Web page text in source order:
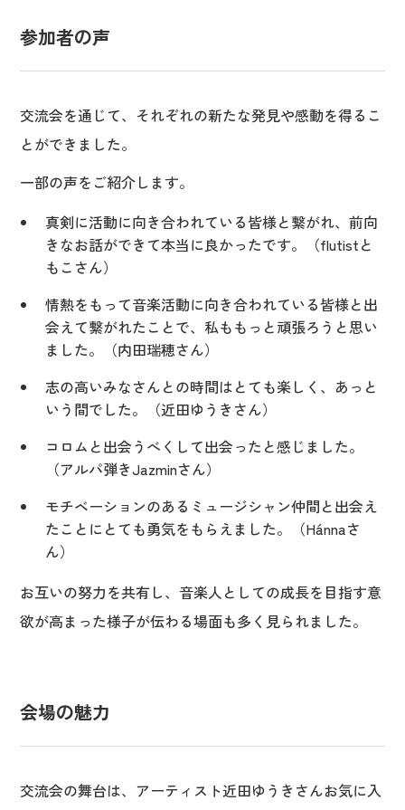
参加者の声
交流会を通じて、それぞれの新たな発見や感動を得るこ
とができました。
一部の声をご紹介します。
真剣に活動に向き合われている皆様と繋がれ、前向
きなお話ができて本当に良かったです。（flutistと
もこさん）
情熱をもって音楽活動に向き合われている皆様と出
会えて繋がれたことで、私ももっと頑張ろうと思い
ました。（内田瑞穂さん）
志の高いみなさんとの時間はとても楽しく、あっと
いう間でした。（近田ゆうきさん）
コロムと出会うべくして出会ったと感じました。
（アルパ弾きJazminさん）
モチベーションのあるミュージシャン仲間と出会え
たことにとても勇気をもらえました。（Hánnaさ
ん）
お互いの努力を共有し、音楽人としての成長を目指す意
欲が高まった様子が伝わる場面も多く見られました。
会場の魅力
交流会の舞台は、アーティスト近田ゆうきさんお気に入